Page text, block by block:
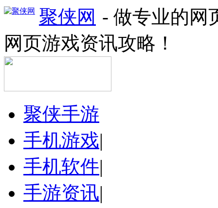
聚侠网 - 做专业的网
网页游戏资讯攻略！
聚侠手游
手机游戏|
手机软件|
手游资讯|